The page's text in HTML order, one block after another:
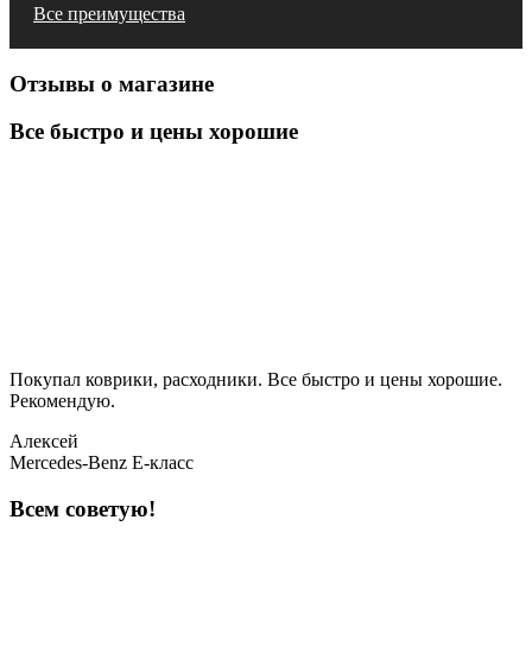
Все преимущества
Отзывы о магазине
Все быстро и цены хорошие
Покупал коврики, расходники. Все быстро и цены хорошие.
Рекомендую.
Алексей
Mercedes-Benz E-класс
Всем советую!